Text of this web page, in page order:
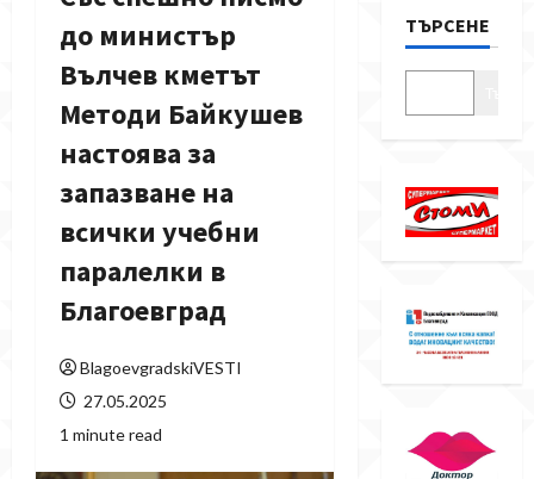
до министър
Вълчев кметът
Методи Байкушев
настоява за
запазване на
всички учебни
паралелки в
Благоевград
BlagoevgradskiVESTI
27.05.2025
1 minute read
ТЪРСЕНЕ